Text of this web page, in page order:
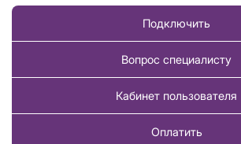
Подключить
Вопрос специалисту
Кабинет пользователя
Оплатить